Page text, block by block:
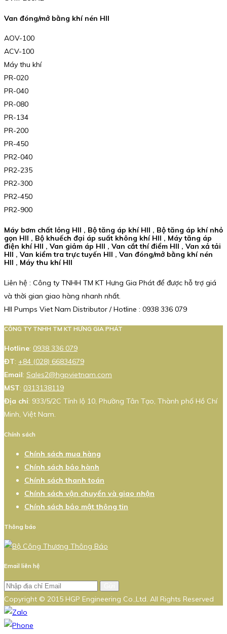
Van đóng/mở bằng khí nén HII
AOV-100
ACV-100
Máy thu khí
PR-020
PR-040
PR-080
PR-134
PR-200
PR-450
PR2-040
PR2-235
PR2-300
PR2-450
PR2-900
Máy bơm chất lỏng HII , Bộ tăng áp khí HII , Bộ tăng áp khí nhỏ
gọn HII , Bộ khuếch đại áp suất không khí HII , Máy tăng áp
điện khí HII , Van giảm áp HII , Van cắt thí điểm HII , Van xả tải
HII , Van kiểm tra trực tuyến HII , Van đóng/mở bằng khí nén
HII , Máy thu khí HII
Liên hệ : Công ty TNHH TM KT Hưng Gia Phát để được hỗ trợ giá
và thời gian giao hàng nhanh nhất.
HII Pumps Viet Nam Distributor / Hotline : 0938 336 079
CÔNG TY TNHH TM KT HƯNG GIA PHÁT
Hotline: 0938 336 079
ĐT: +84 (028) 66834679
Email: Sales2@hgpvietnam.com
MST: 0313138119
Địa chỉ: 933/5/2C Tỉnh lộ 10, Phường Tân Tạo, Thành phố Hồ Chí
Minh, Việt Nam.
Chính sách
Chính sách mua hàng
Chính sách bảo hành
Chính sách thanh toán
Chính sách vận chuyển và giao nhận
Chính sách bảo mật thông tin
Thông báo
Email liên hệ
Copyright © 2015 HGP Engineering Co.,Ltd. All Rights Reserved